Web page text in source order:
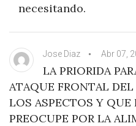
necesitando.
Jose Diaz Abr 07,
LA PRIORIDA
ATAQUE FRONTAL
LOS ASPECTOS Y QUE
PREOCUPE POR LA